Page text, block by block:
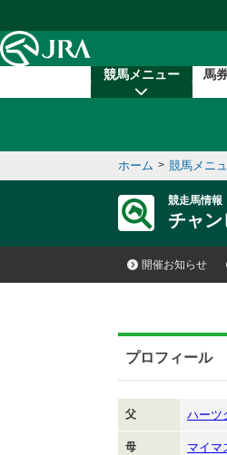
競馬メニュー 馬
ホーム > 競馬メニ
競走馬情報
チャ
開催お知らせ
プロフィール
父 ハーツ
母 マイマ